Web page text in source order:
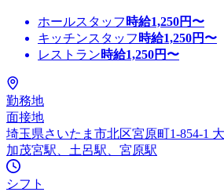
ホールスタッフ 時給1,250円〜
キッチンスタッフ 時給1,250円〜
レストラン時給1,250円〜
勤務地
面接地
埼玉県さいたま市北区宮原町1-854-1
加茂宮駅、土呂駅、宮原駅
シフト